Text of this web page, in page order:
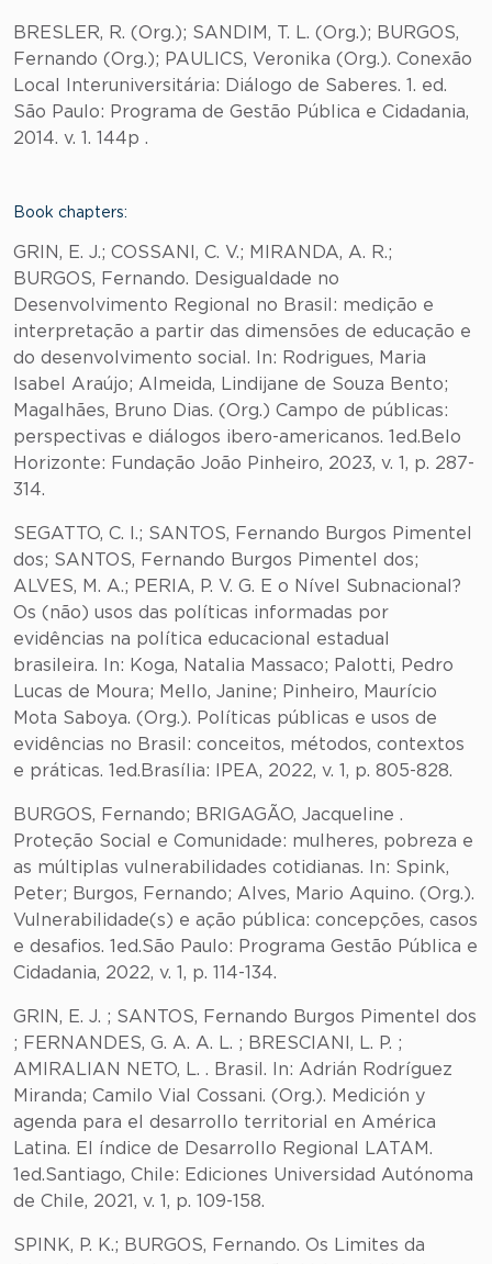
BRESLER, R. (Org.); SANDIM, T. L. (Org.); BURGOS,
Fernando (Org.); PAULICS, Veronika (Org.). Conexão
Local Interuniversitária: Diálogo de Saberes. 1. ed.
São Paulo: Programa de Gestão Pública e Cidadania,
2014. v. 1. 144p .
Book chapters:
GRIN, E. J.; COSSANI, C. V.; MIRANDA, A. R.;
BURGOS, Fernando. Desigualdade no
Desenvolvimento Regional no Brasil: medição e
interpretação a partir das dimensões de educação e
do desenvolvimento social. In: Rodrigues, Maria
Isabel Araújo; Almeida, Lindijane de Souza Bento;
Magalhães, Bruno Dias. (Org.) Campo de públicas:
perspectivas e diálogos ibero-americanos. 1ed.Belo
Horizonte: Fundação João Pinheiro, 2023, v. 1, p. 287-
314.
SEGATTO, C. I.; SANTOS, Fernando Burgos Pimentel
dos; SANTOS, Fernando Burgos Pimentel dos;
ALVES, M. A.; PERIA, P. V. G. E o Nível Subnacional?
Os (não) usos das políticas informadas por
evidências na política educacional estadual
brasileira. In: Koga, Natalia Massaco; Palotti, Pedro
Lucas de Moura; Mello, Janine; Pinheiro, Maurício
Mota Saboya. (Org.). Políticas públicas e usos de
evidências no Brasil: conceitos, métodos, contextos
e práticas. 1ed.Brasília: IPEA, 2022, v. 1, p. 805-828.
BURGOS, Fernando; BRIGAGÃO, Jacqueline .
Proteção Social e Comunidade: mulheres, pobreza e
as múltiplas vulnerabilidades cotidianas. In: Spink,
Peter; Burgos, Fernando; Alves, Mario Aquino. (Org.).
Vulnerabilidade(s) e ação pública: concepções, casos
e desafios. 1ed.São Paulo: Programa Gestão Pública e
Cidadania, 2022, v. 1, p. 114-134.
GRIN, E. J. ; SANTOS, Fernando Burgos Pimentel dos
; FERNANDES, G. A. A. L. ; BRESCIANI, L. P. ;
AMIRALIAN NETO, L. . Brasil. In: Adrián Rodríguez
Miranda; Camilo Vial Cossani. (Org.). Medición y
agenda para el desarrollo territorial en América
Latina. El índice de Desarrollo Regional LATAM.
1ed.Santiago, Chile: Ediciones Universidad Autónoma
de Chile, 2021, v. 1, p. 109-158.
SPINK, P. K.; BURGOS, Fernando. Os Limites da